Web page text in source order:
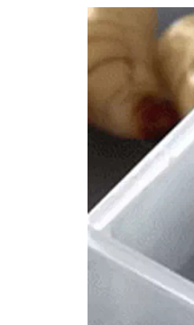
Chính
Sự
Đối
Thế
ĐA
Quan